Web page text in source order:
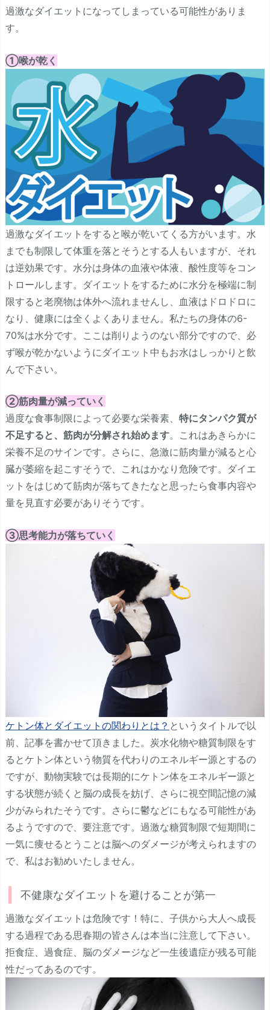
過激なダイエットになってしまっている可能性がありま
す。
①喉が乾く
過激なダイエットをすると喉が乾いてくる方がいます。水
までも制限して体重を落とそうとする人もいますが、それ
は逆効果です。水分は身体の血液や体液、酸性度等をコン
トロールします。ダイエットをするために水分を極端に制
限すると老廃物は体外へ流れませんし、血液はドロドロに
なり、健康には全くよくありません。私たちの身体の6-
70%は水分です。ここは削りようのない部分ですので、必
ず喉が乾かないようにダイエット中もお水はしっかりと飲
んで下さい。
②筋肉量が減っていく
過度な食事制限によって必要な栄養素、 特にタンパク質が
不足すると、筋肉が分解され始めます。これはあきらかに
栄養不足のサインです。さらに、急激に筋肉量が減ると心
臓が萎縮を起こすそうで、これはかなり危険です。ダイエ
ットをはじめて筋肉が落ちてきたなと思ったら食事内容や
量を見直す必要がありそうです。
③思考能力が落ちていく
ケトン体とダイエットの関わりとは？ というタイトルで以
前、記事を書かせて頂きました。炭水化物や糖質制限をす
るとケトン体という物質を代わりのエネルギー源とするの
ですが、動物実験では長期的にケトン体をエネルギー源と
する状態が続くと脳の成長を妨げ、さらに視空間記憶の減
少がみられたそうです。さらに鬱などにもなる可能性があ
るようですので、要注意です。過激な糖質制限で短期間に
一気に痩せるとうことは脳へのダメージが考えられますの
で、私はお勧めいたしません。
不健康なダイエットを避けることが第一
過激なダイエットは危険です！特に、子供から大人へ成長
する過程である思春期の皆さんは本当に注意して下さい。
拒食症、過食症、脳のダメージなど一生後遺症が残る可能
性だってあるのです。